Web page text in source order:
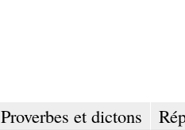
Proverbes et dictons